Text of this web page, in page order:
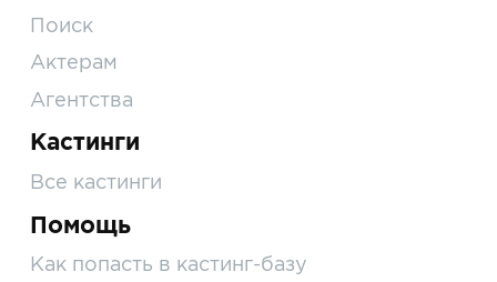
Поиск
Актерам
Агентства
Кастинги
Все кастинги
Помощь
Как попасть в кастинг-базу